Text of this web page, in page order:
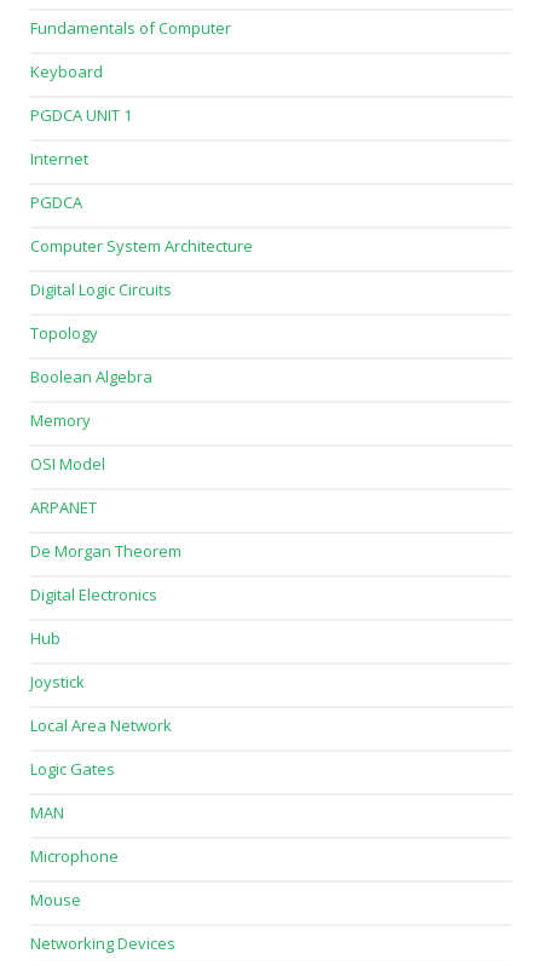
Fundamentals of Computer
Keyboard
PGDCA UNIT 1
Internet
PGDCA
Computer System Architecture
Digital Logic Circuits
Topology
Boolean Algebra
Memory
OSI Model
ARPANET
De Morgan Theorem
Digital Electronics
Hub
Joystick
Local Area Network
Logic Gates
MAN
Microphone
Mouse
Networking Devices